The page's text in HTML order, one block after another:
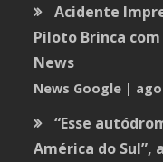
Acidente
Piloto Brinca
News
News Google
“Esse
América do Sul”,